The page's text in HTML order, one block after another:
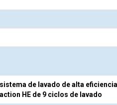
de lavado de alta
HE de 9 ciclos de lavado